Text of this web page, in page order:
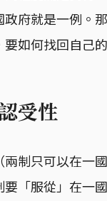
府就是一例。
如何找回自己
受性
制只可以在一
「服從」在一